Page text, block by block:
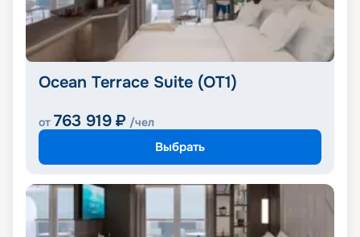
Ocean Terrace Suite (OT1)
от 763 919 ₽ /чел
Выбрать